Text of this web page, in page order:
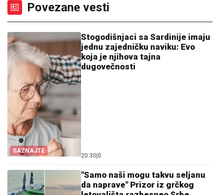
Povezane vesti
SAZNAJTE
Stogodišnjaci sa Sardinije imaju
jednu zajedničku naviku: Evo
koja je njihova tajna
dugovečnosti
20:30 0
"Samo naši mogu takvu seljanu
da naprave" Prizor iz grčkog